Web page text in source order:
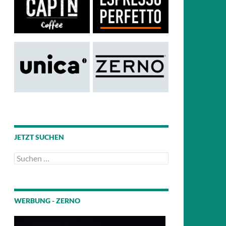
JETZT SUCHEN
Suchen
nach:
WERBUNG - ZERNO